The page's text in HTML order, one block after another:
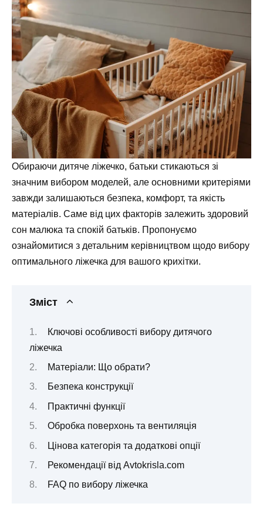
Обираючи дитяче ліжечко, батьки стикаються зі
значним вибором моделей, але основними критеріями
завжди залишаються безпека, комфорт, та якість
матеріалів. Саме від цих факторів залежить здоровий
сон малюка та спокій батьків. Пропонуємо
ознайомитися з детальним керівництвом щодо вибору
оптимального ліжечка для вашого крихітки.
Зміст
Ключові особливості вибору дитячого
ліжечка
Матеріали: Що обрати?
Безпека конструкції
Практичні функції
Обробка поверхонь та вентиляція
Цінова категорія та додаткові опції
Рекомендації від Avtokrisla.com
FAQ по вибору ліжечка